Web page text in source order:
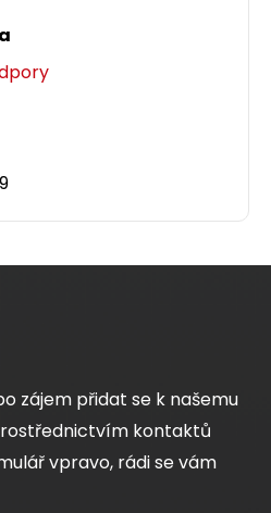
zájem přidat se k našemu
kontaktů
vpravo, rádi se vám